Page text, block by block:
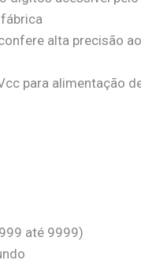
alta precisão
para alimentação
até 9999)